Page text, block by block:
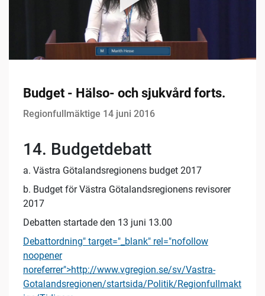
Budget - Hälso- och sjukvård forts.
Regionfullmäktige 14 juni 2016
14. Budgetdebatt
a. Västra Götalandsregionens budget 2017
b. Budget för Västra Götalandsregionens revisorer
2017
Debatten startade den 13 juni 13.00
Debattordning" target="_blank" rel="nofollow
noopener
noreferrer">http://www.vgregion.se/sv/Vastra-
Gotalandsregionen/startsida/Politik/Regionfullmakt